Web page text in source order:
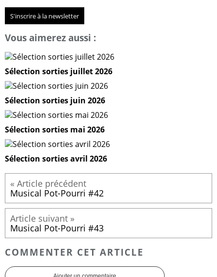
S'inscrire à la newsletter
Vous aimerez aussi :
Sélection sorties juillet 2026
Sélection sorties juin 2026
Sélection sorties mai 2026
Sélection sorties avril 2026
Musical Pot-Pourri #42
Musical Pot-Pourri #43
COMMENTER CET ARTICLE